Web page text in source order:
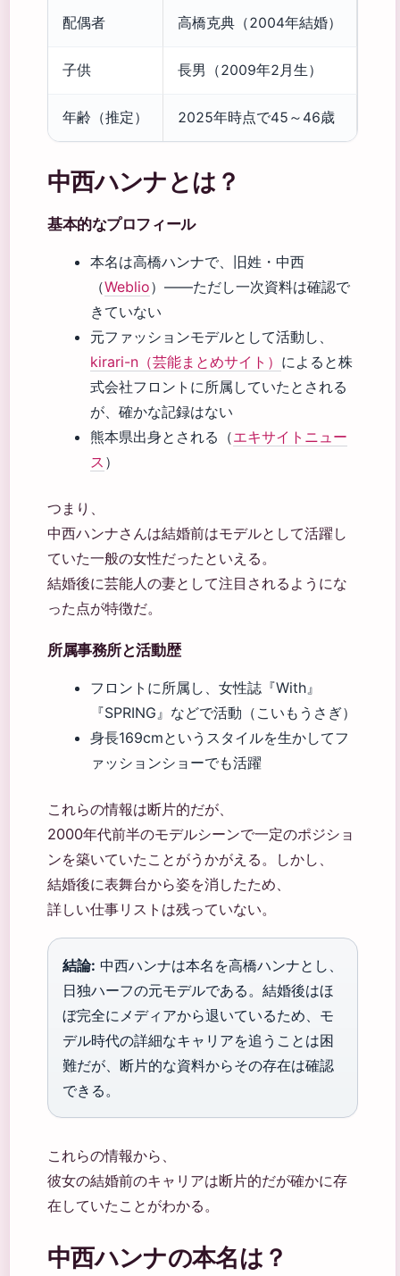
配偶者 高橋克典（2004年結婚）
子供 長男（2009年2月生）
年齢（推定） 2025年時点で45～46歳
中西ハンナとは？
基本的なプロフィール
本名は高橋ハンナで、旧姓・中西
（Weblio）——ただし一次資料は確認で
きていない
元ファッションモデルとして活動し、
kirari-n（芸能まとめサイト） によると株
式会社フロントに所属していたとされる
が、確かな記録はない
熊本県出身とされる（エキサイトニュー
ス ）
つまり、
中西ハンナさんは結婚前はモデルとして活躍し
ていた一般の女性だったといえる。
結婚後に芸能人の妻として注目されるようにな
った点が特徴だ。
所属事務所と活動歴
フロントに所属し、女性誌『With』
『SPRING』などで活動（こいもうさぎ）
身長169cmというスタイルを生かしてフ
ァッションショーでも活躍
これらの情報は断片的だが、
2000年代前半のモデルシーンで一定のポジショ
ンを築いていたことがうかがえる。しかし、
結婚後に表舞台から姿を消したため、
詳しい仕事リストは残っていない。
結論: 中西ハンナは本名を高橋ハンナとし、
日独ハーフの元モデルである。結婚後はほ
ぼ完全にメディアから退いているため、モ
デル時代の詳細なキャリアを追うことは困
難だが、断片的な資料からその存在は確認
できる。
これらの情報から、
彼女の結婚前のキャリアは断片的だが確かに存
在していたことがわかる。
中西ハンナの本名は？